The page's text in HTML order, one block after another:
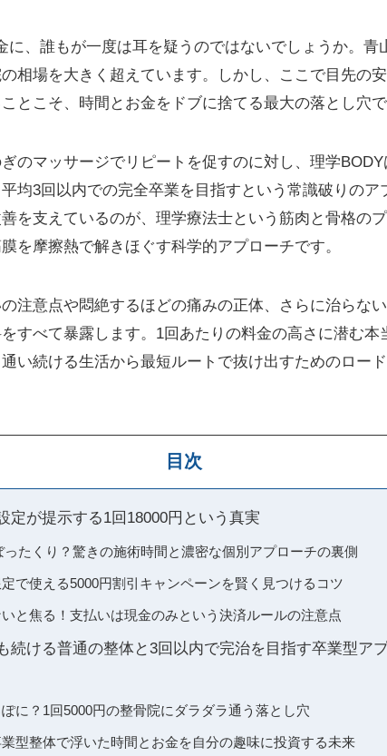
に、誰もが一度は耳を疑うのではないでしょうか。
相場を大きく超えています。しかし、ここで目先の
とこそ、時間とお金をドブに捨てる最大の落とし穴で
のマッサージでリピートを促すのに対し、理学
均3回以内での完全卒業を目指すという常識破りのア
を支えているのが、理学療法士という筋肉と骨格の
を摩擦熱で解きほぐす科学的アプローチです。
注意点や悶絶するほどの痛みの正体、さらに治らない
すべて暴露します。1回あたりの料金の高さに潜む本
い続ける生活から最短ルートで抜け出すためのロー
目次
定が提示する1回18000円という真実
ったくり？驚きの施術時間と濃密な個別アプローチの裏側
で使える5000円割引キャンペーンを賢く見つけるコツ
と焦る！支払いは現金のみという決済ルールの注意点
続ける普通の整体と3回以内で完治を目指す卒業型ア
に？1回5000円の整骨院にダラダラ通う落とし穴
型整体で浮いた時間とお金を自分の趣味に投資する未来